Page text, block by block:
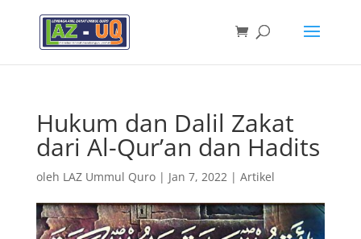
Hukum dan Dalil Zakat
dari Al-Qur’an dan Hadits
oleh LAZ Ummul Quro| Jan 7, 2022| Artikel